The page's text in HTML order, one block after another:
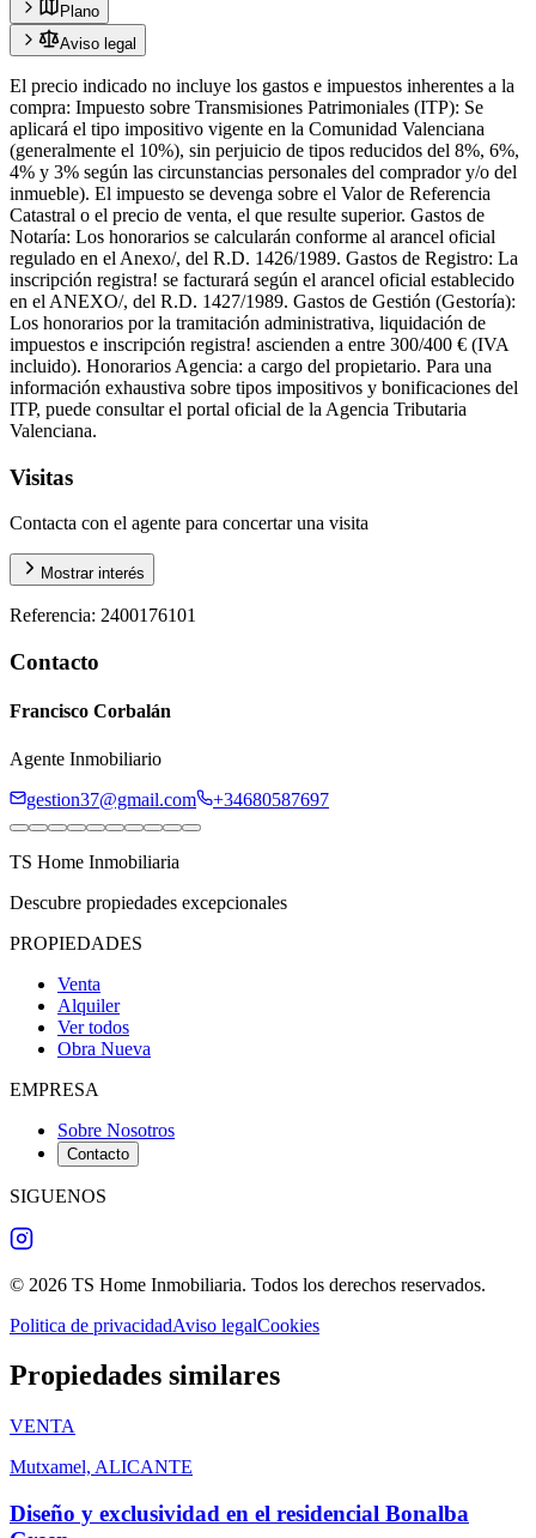
Plano
Aviso legal
El precio indicado no incluye los gastos e impuestos inherentes a la
compra: Impuesto sobre Transmisiones Patrimoniales (ITP): Se
aplicará el tipo impositivo vigente en la Comunidad Valenciana
(generalmente el 10%), sin perjuicio de tipos reducidos del 8%, 6%,
4% y 3% según las circunstancias personales del comprador y/o del
inmueble). El impuesto se devenga sobre el Valor de Referencia
Catastral o el precio de venta, el que resulte superior. Gastos de
Notaría: Los honorarios se calcularán conforme al arancel oficial
regulado en el Anexo/, del R.D. 1426/1989. Gastos de Registro: La
inscripción registra! se facturará según el arancel oficial establecido
en el ANEXO/, del R.D. 1427/1989. Gastos de Gestión (Gestoría):
Los honorarios por la tramitación administrativa, liquidación de
impuestos e inscripción registra! ascienden a entre 300/400 € (IVA
incluido). Honorarios Agencia: a cargo del propietario. Para una
información exhaustiva sobre tipos impositivos y bonificaciones del
ITP, puede consultar el portal oficial de la Agencia Tributaria
Valenciana.
Visitas
Contacta con el agente para concertar una visita
Mostrar interés
Referencia: 2400176101
Contacto
Francisco Corbalán
Agente Inmobiliario
gestion37@gmail.com
+34680587697
TS Home Inmobiliaria
Descubre propiedades excepcionales
PROPIEDADES
Venta
Alquiler
Ver todos
Obra Nueva
EMPRESA
Sobre Nosotros
Contacto
SIGUENOS
© 2026 TS Home Inmobiliaria. Todos los derechos reservados.
Politica de privacidadAviso legalCookies
Propiedades similares
VENTA
Mutxamel, ALICANTE
Diseño y exclusividad en el residencial Bonalba